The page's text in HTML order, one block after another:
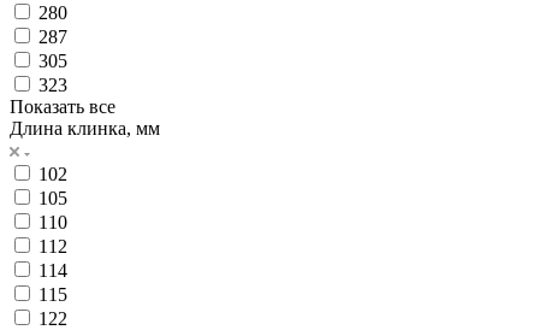
280
287
305
323
Показать все
Длина клинка, мм
102
105
110
112
114
115
122